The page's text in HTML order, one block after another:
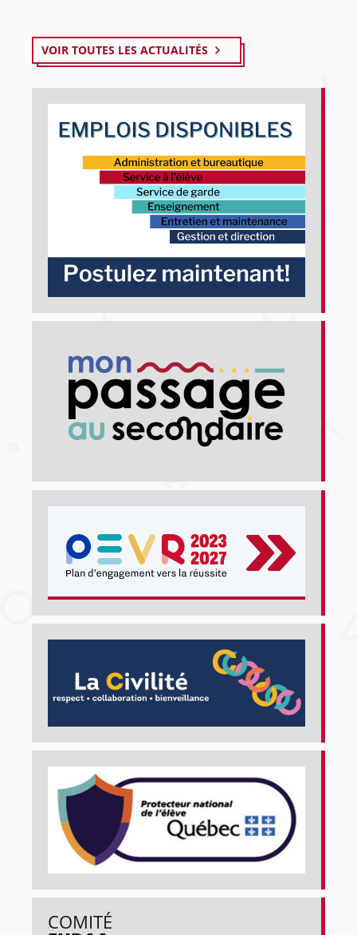
COMITÉ
VOIR TOUTES LES ACTUALITÉS